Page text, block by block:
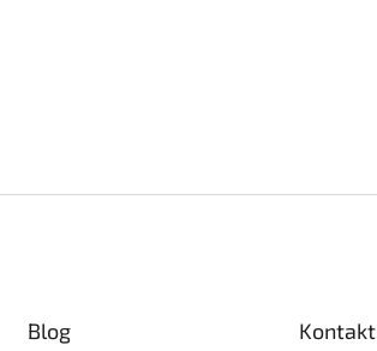
Blog Kontakt